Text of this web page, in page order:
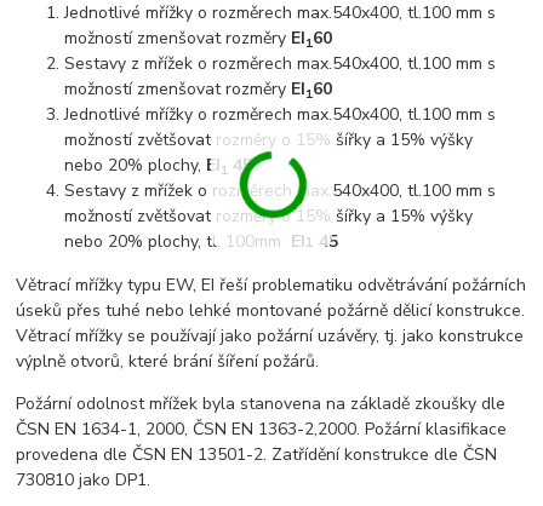
Jednotlivé mřížky o rozměrech max.540x400, tl.100 mm s
možností zmenšovat rozměry EI160
Sestavy z mřížek o rozměrech max.540x400, tl.100 mm s
možností zmenšovat rozměry EI160
Jednotlivé mřížky o rozměrech max.540x400, tl.100 mm s
možností zvětšovat rozměry o 15% šířky a 15% výšky
nebo 20% plochy, EI1 45
Sestavy z mřížek o rozměrech max.540x400, tl.100 mm s
možností zvětšovat rozměry o 15% šířky a 15% výšky
nebo 20% plochy, tl. 100mm EI1 45
Větrací mřížky typu EW, EI řeší problematiku odvětrávání požárních
úseků přes tuhé nebo lehké montované požárně dělicí konstrukce.
Větrací mřížky se používají jako požární uzávěry, tj. jako konstrukce
výplně otvorů, které brání šíření požárů.
Požární odolnost mřížek byla stanovena na základě zkoušky dle
ČSN EN 1634-1, 2000, ČSN EN 1363-2,2000. Požární klasifikace
provedena dle ČSN EN 13501-2. Zatřídění konstrukce dle ČSN
730810 jako DP1.